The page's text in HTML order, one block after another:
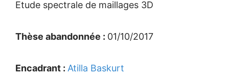
Etude spectrale de maillages 3D
Thèse abandonnée : 01/10/2017
Encadrant : Atilla Baskurt